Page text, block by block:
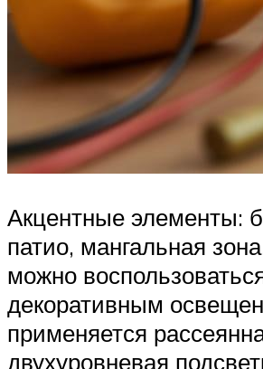
Акцентные элементы:
патио, мангальная
можно
декоративным
применяется
двухуровневая